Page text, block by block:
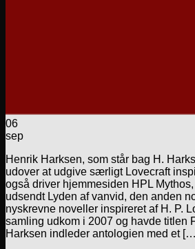
06
sep
Henrik Harksen, som står bag H.
udover at udgive særligt Lovecraft
også driver hjemmesiden HPL
udsendt Lyden af vanvid, den anden
nyskrevne noveller inspireret af H. P.
samling udkom i 2007 og havde titlen
Harksen indleder antologien med et